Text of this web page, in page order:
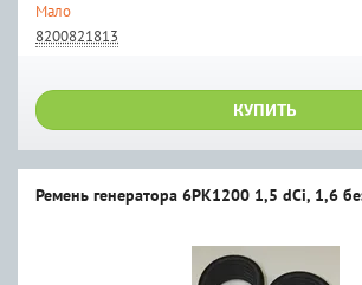
Мало
8200821813
КУПИТЬ
Ремень генератора 6PK1200 1,5 dCi, 1,6